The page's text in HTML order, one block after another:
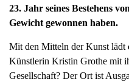
23. Jahr seines Bestehens
Gewicht gewonnen haben.
Mit den Mitteln der Kunst lädt
Künstlerin Kristin Grothe mit
Gesellschaft? Der Ort ist